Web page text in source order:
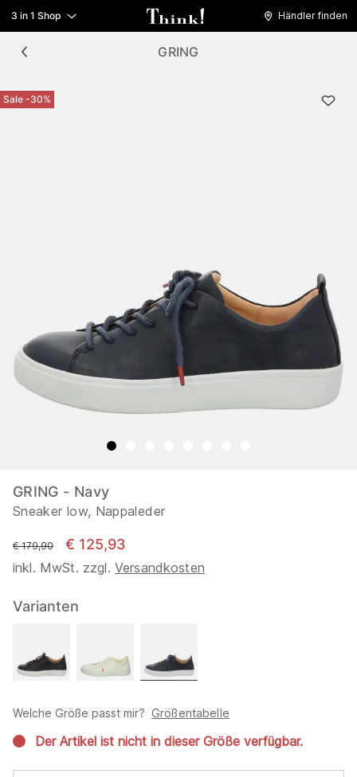
3 in 1 Shop Händler finden
GRING
Sale -30%
GRING - Navy
Sneaker low, Nappaleder
statt
€ 179,90 € 125,93
inkl. MwSt. zzgl. Versandkosten
Varianten
Welche Größe passt mir? Größentabelle
Der Artikel ist nicht in dieser Größe verfügbar.